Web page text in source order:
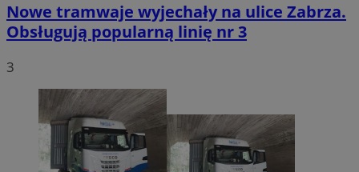
Nowe tramwaje wyjechały na ulice Zabrza.
Obsługują popularną linię nr 3
3